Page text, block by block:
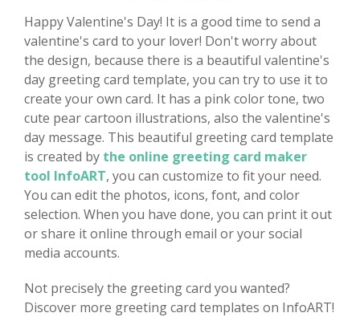
Happy Valentine's Day! It is a good time to send a
valentine's card to your lover! Don't worry about
the design, because there is a beautiful valentine's
day greeting card template, you can try to use it to
create your own card. It has a pink color tone, two
cute pear cartoon illustrations, also the valentine's
day message. This beautiful greeting card template
is created by the online greeting card maker
tool InfoART, you can customize to fit your need.
You can edit the photos, icons, font, and color
selection. When you have done, you can print it out
or share it online through email or your social
media accounts.
Not precisely the greeting card you wanted?
Discover more greeting card templates on InfoART!